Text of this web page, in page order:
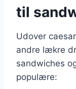
til
Udover
andre lækre
sandwiches
populære: